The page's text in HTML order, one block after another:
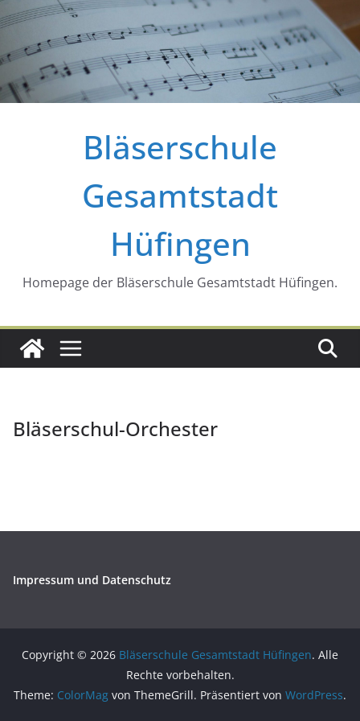
Zum
Inhalt
springen
Bläserschule
Gesamtstadt
Hüfingen
Homepage der Bläserschule Gesamtstadt Hüfingen.
Bläserschul-Orchester
Impressum und Datenschutz
Copyright © 2026 Bläserschule Gesamtstadt Hüfingen. Alle
Rechte vorbehalten.
Theme: ColorMag von ThemeGrill. Präsentiert von WordPress.